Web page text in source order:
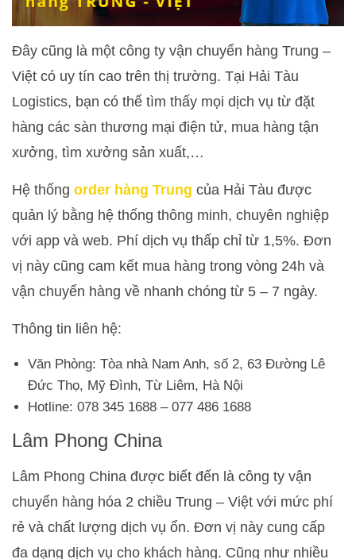
Đây cũng là một công ty vận chuyển hàng Trung –
Việt có uy tín cao trên thị trường. Tại Hải Tàu
Logistics, bạn có thể tìm thấy mọi dịch vụ từ đặt
hàng các sàn thương mại điện tử, mua hàng tận
xưởng, tìm xưởng sản xuất,…
Hệ thống order hàng Trung của Hải Tàu được
quản lý bằng hệ thống thông minh, chuyên nghiệp
với app và web. Phí dịch vụ thấp chỉ từ 1,5%. Đơn
vị này cũng cam kết mua hàng trong vòng 24h và
vận chuyển hàng về nhanh chóng từ 5 – 7 ngày.
Thông tin liên hệ:
Văn Phòng: Tòa nhà Nam Anh, số 2, 63 Đường Lê
Đức Thọ, Mỹ Đình, Từ Liêm, Hà Nội
Hotline: 078 345 1688 – 077 486 1688
Lâm Phong China
Lâm Phong China được biết đến là công ty vận
chuyển hàng hóa 2 chiều Trung – Việt với mức phí
rẻ và chất lượng dịch vụ ổn. Đơn vị này cung cấp
đa dạng dịch vụ cho khách hàng. Cũng như nhiều